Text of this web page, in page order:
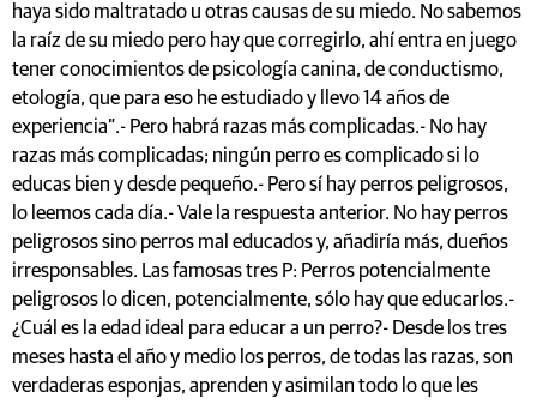
haya sido maltratado u otras causas de su miedo. No sabemos
la raíz de su miedo pero hay que corregirlo, ahí entra en juego
tener conocimientos de psicología canina, de conductismo,
etología, que para eso he estudiado y llevo 14 años de
experiencia”.- Pero habrá razas más complicadas.- No hay
razas más complicadas; ningún perro es complicado si lo
educas bien y desde pequeño.- Pero sí hay perros peligrosos,
lo leemos cada día.- Vale la respuesta anterior. No hay perros
peligrosos sino perros mal educados y, añadiría más, dueños
irresponsables. Las famosas tres P: Perros potencialmente
peligrosos lo dicen, potencialmente, sólo hay que educarlos.-
¿Cuál es la edad ideal para educar a un perro?- Desde los tres
meses hasta el año y medio los perros, de todas las razas, son
verdaderas esponjas, aprenden y asimilan todo lo que les